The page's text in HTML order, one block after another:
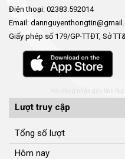
Điện thoại: 02383.592014
Email:
Giấy phép số 179/GP-TTĐT, Sở
Hội đồng nhân dân tỉnh
Lượt truy cập
Tổng số lượt
Hôm nay